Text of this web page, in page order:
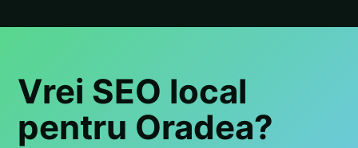
Vrei SEO local
pentru Oradea?